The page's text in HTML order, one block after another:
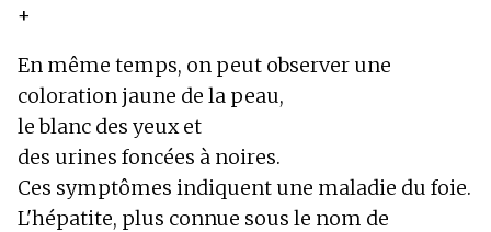
+
En même temps, on peut observer une
coloration jaune de la peau,
le blanc des yeux et
des urines foncées à noires.
Ces symptômes indiquent une maladie du foie.
L'hépatite, plus connue sous le nom de